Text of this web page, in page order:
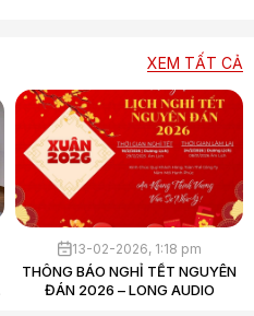
XEM TẤT CẢ
13-02-2026, 1:18 pm
THÔNG BÁO NGHỈ TẾT NGUYÊN
ĐÁN 2026 – LONG AUDIO